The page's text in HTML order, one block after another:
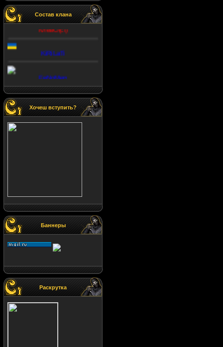
Cостав клана
КлевО(cl)
Sent
ZюZя
Игрок
Хочеш вступить?
Баннеры
Раскрутка